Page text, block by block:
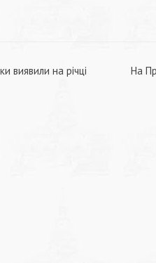
виявили на річці
На